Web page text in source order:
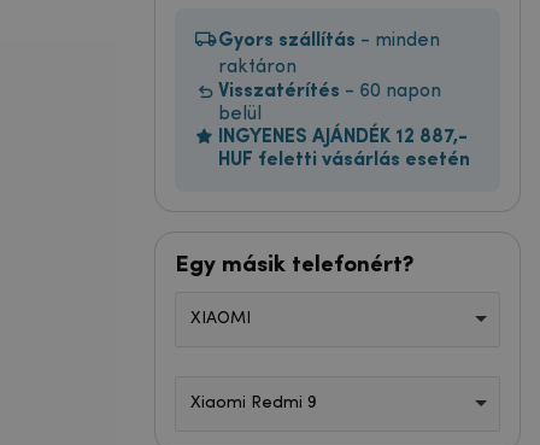
Gyors szállítás - minden
raktáron
Visszatérítés - 60 napon
belül
INGYENES AJÁNDÉK 12 887,-
HUF feletti vásárlás esetén
Egy másik telefonért?
XIAOMI
Xiaomi Redmi 9